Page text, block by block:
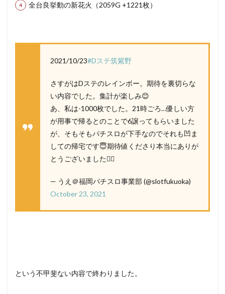
全台良挙動の新花火（2059G +1221枚）
2021/10/23#Dステ筑紫野
さすがはDステのレインボー。期待を裏切らな
い内容でした。集計が楽しみ😊
あ、私は-1000枚でした。21時ごろ…優しい方
が用事で帰るとのことで6譲ってもらいました
が、そもそもパチスロが下手なのでそれも凹ま
しての帰宅です😇期待値くださり本当にありが
とうございました🙇‍♂️
— うえ＠福岡パチスロ事業部 (@slotfukuoka)
October 23, 2021
という不甲斐ない内容で終わりました。